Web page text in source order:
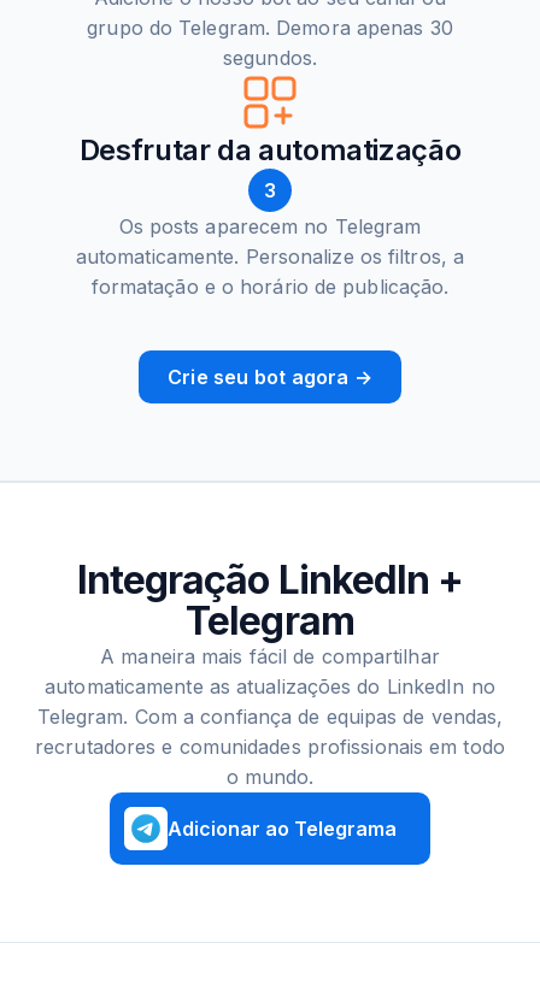
grupo do Telegram. Demora apenas 30
segundos.
Desfrutar da automatização
3
Os posts aparecem no Telegram
automaticamente. Personalize os filtros, a
formatação e o horário de publicação.
Crie seu bot agora →
Integração LinkedIn +
Telegram
A maneira mais fácil de compartilhar
automaticamente as atualizações do LinkedIn no
Telegram. Com a confiança de equipas de vendas,
recrutadores e comunidades profissionais em todo
o mundo.
Adicionar ao Telegrama